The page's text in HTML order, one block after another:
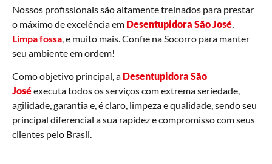
Nossos profissionais são altamente treinados para prestar
o máximo de excelência em Desentupidora São José
Limpa fossa , e muito mais. Confie na Socorro para manter
seu ambiente em ordem!
Como objetivo principal, a Desentupidora São
Joséexecuta todos os serviços com extrema seriedade,
agilidade, garantia e, é claro, limpeza e qualidade, sendo seu
principal diferencial a sua rapidez e compromisso com seus
clientes pelo Brasil.